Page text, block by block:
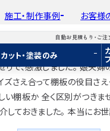
選ぶ
覧
から選ぶ
方へ
ら商品到着までの流れ
り・ご注文方法について
ンセル・返品・交換について
施工・制作事例
Example
工場製作
棚・収納・ラ
カウンター・
テーブル・机
お客様
自動お見積もり・ご
カット・塗装のみ
た。 またサイズもぴった
りで、感激しました。 娘
さえ合って棚板の役目さ
い棚板か 全く区別がつきま
しておきました。 本当にお